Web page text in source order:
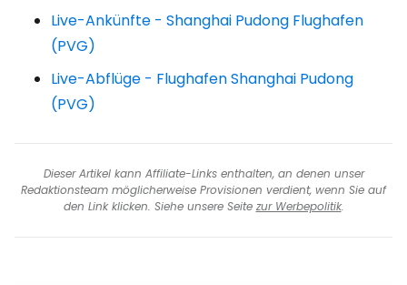
Live-Ankünfte - Shanghai Pudong Flughafen
(PVG)
Live-Abflüge - Flughafen Shanghai Pudong
(PVG)
Dieser Artikel kann Affiliate-Links enthalten, an denen unser
Redaktionsteam möglicherweise Provisionen verdient, wenn Sie auf
den Link klicken. Siehe unsere Seite zur Werbepolitik.